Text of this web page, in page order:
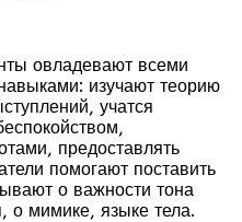
овладевают всеми
изучают теорию
учатся
предоставлять
помогают поставить
о важности тона
о мимике, языке тела.